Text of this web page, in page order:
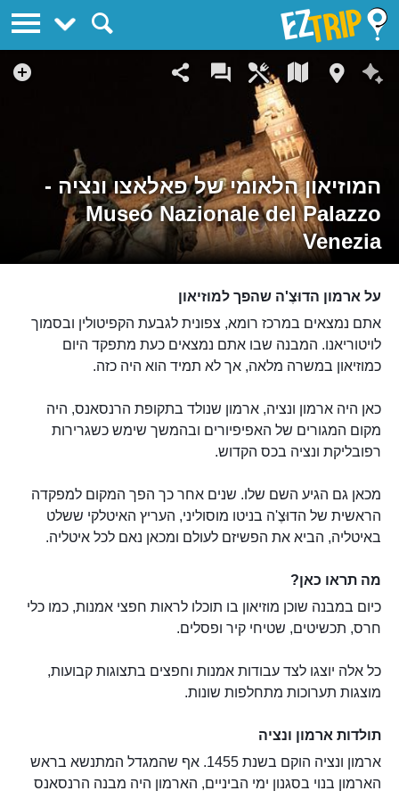
המוזיאון הלאומי של פאלאצו ונציה -
Museo Nazionale del Palazzo
Venezia
על ארמון הדוּצֶ'ה שהפך למוזיאון
אתם נמצאים במרכז רומא, צפונית לגבעת הקפיטולין ובסמוך
לויטוריאנו. המבנה שבו אתם נמצאים כעת מתפקד היום
כמוזיאון במשרה מלאה, אך לא תמיד הוא היה כזה.
כאן היה ארמון ונציה, ארמון שנולד בתקופת הרנסאנס, היה
מקום המגורים של האפיפיורים ובהמשך שימש כשגרירות
רפובליקת ונציה בכס הקדוש.
מכאן גם הגיע השם שלו. שנים אחר כך הפך המקום למפקדה
הראשית של הדוּצֶ'ה בניטו מוסוליני, העריץ האיטלקי ששלט
באיטליה, הביא את הפשיזם לעולם ומכאן נאם לכל איטליה.
מה תראו כאן?
כיום במבנה שוכן מוזיאון בו תוכלו לראות חפצי אמנות, כמו כלי
חרס, תכשיטים, שטיחי קיר ופסלים.
כל אלה יוצגו לצד עבודות אמנות וחפצים בתצוגות קבועות,
מוצגות תערוכות מתחלפות שונות.
תולדות ארמון ונציה
ארמון ונציה הוקם בשנת 1455. אף שהמגדל המתנשא בראש
הארמון בנוי בסגנון ימי הביניים, הארמון היה מבנה הרנסאנס
EZTrip